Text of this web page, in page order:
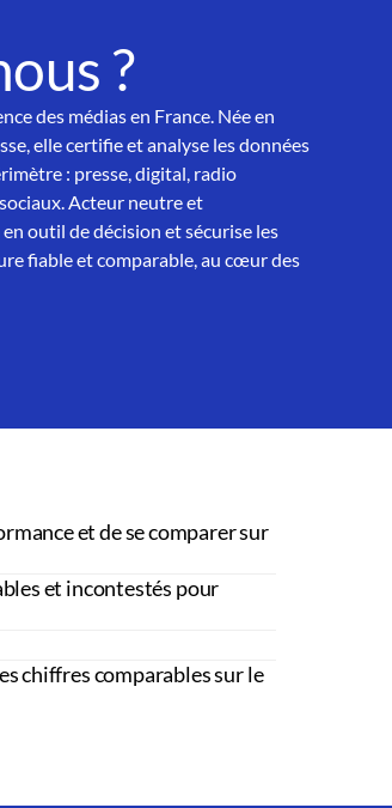
?
des médias en France. Née en
elle certifie et analyse les données
: presse, digital, radio
Acteur neutre et
outil de décision et sécurise les
fiable et comparable, au cœur des
et de se comparer sur
et incontestés pour
chiffres comparables sur le